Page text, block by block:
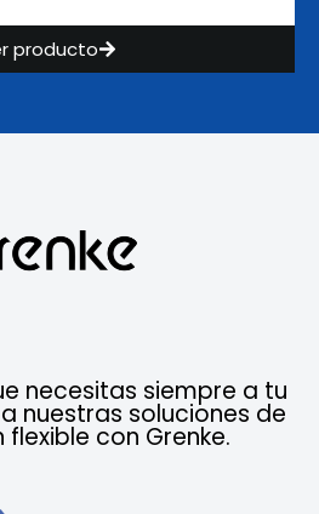
producto
necesitas siempre a tu
nuestras soluciones de
con Grenke.